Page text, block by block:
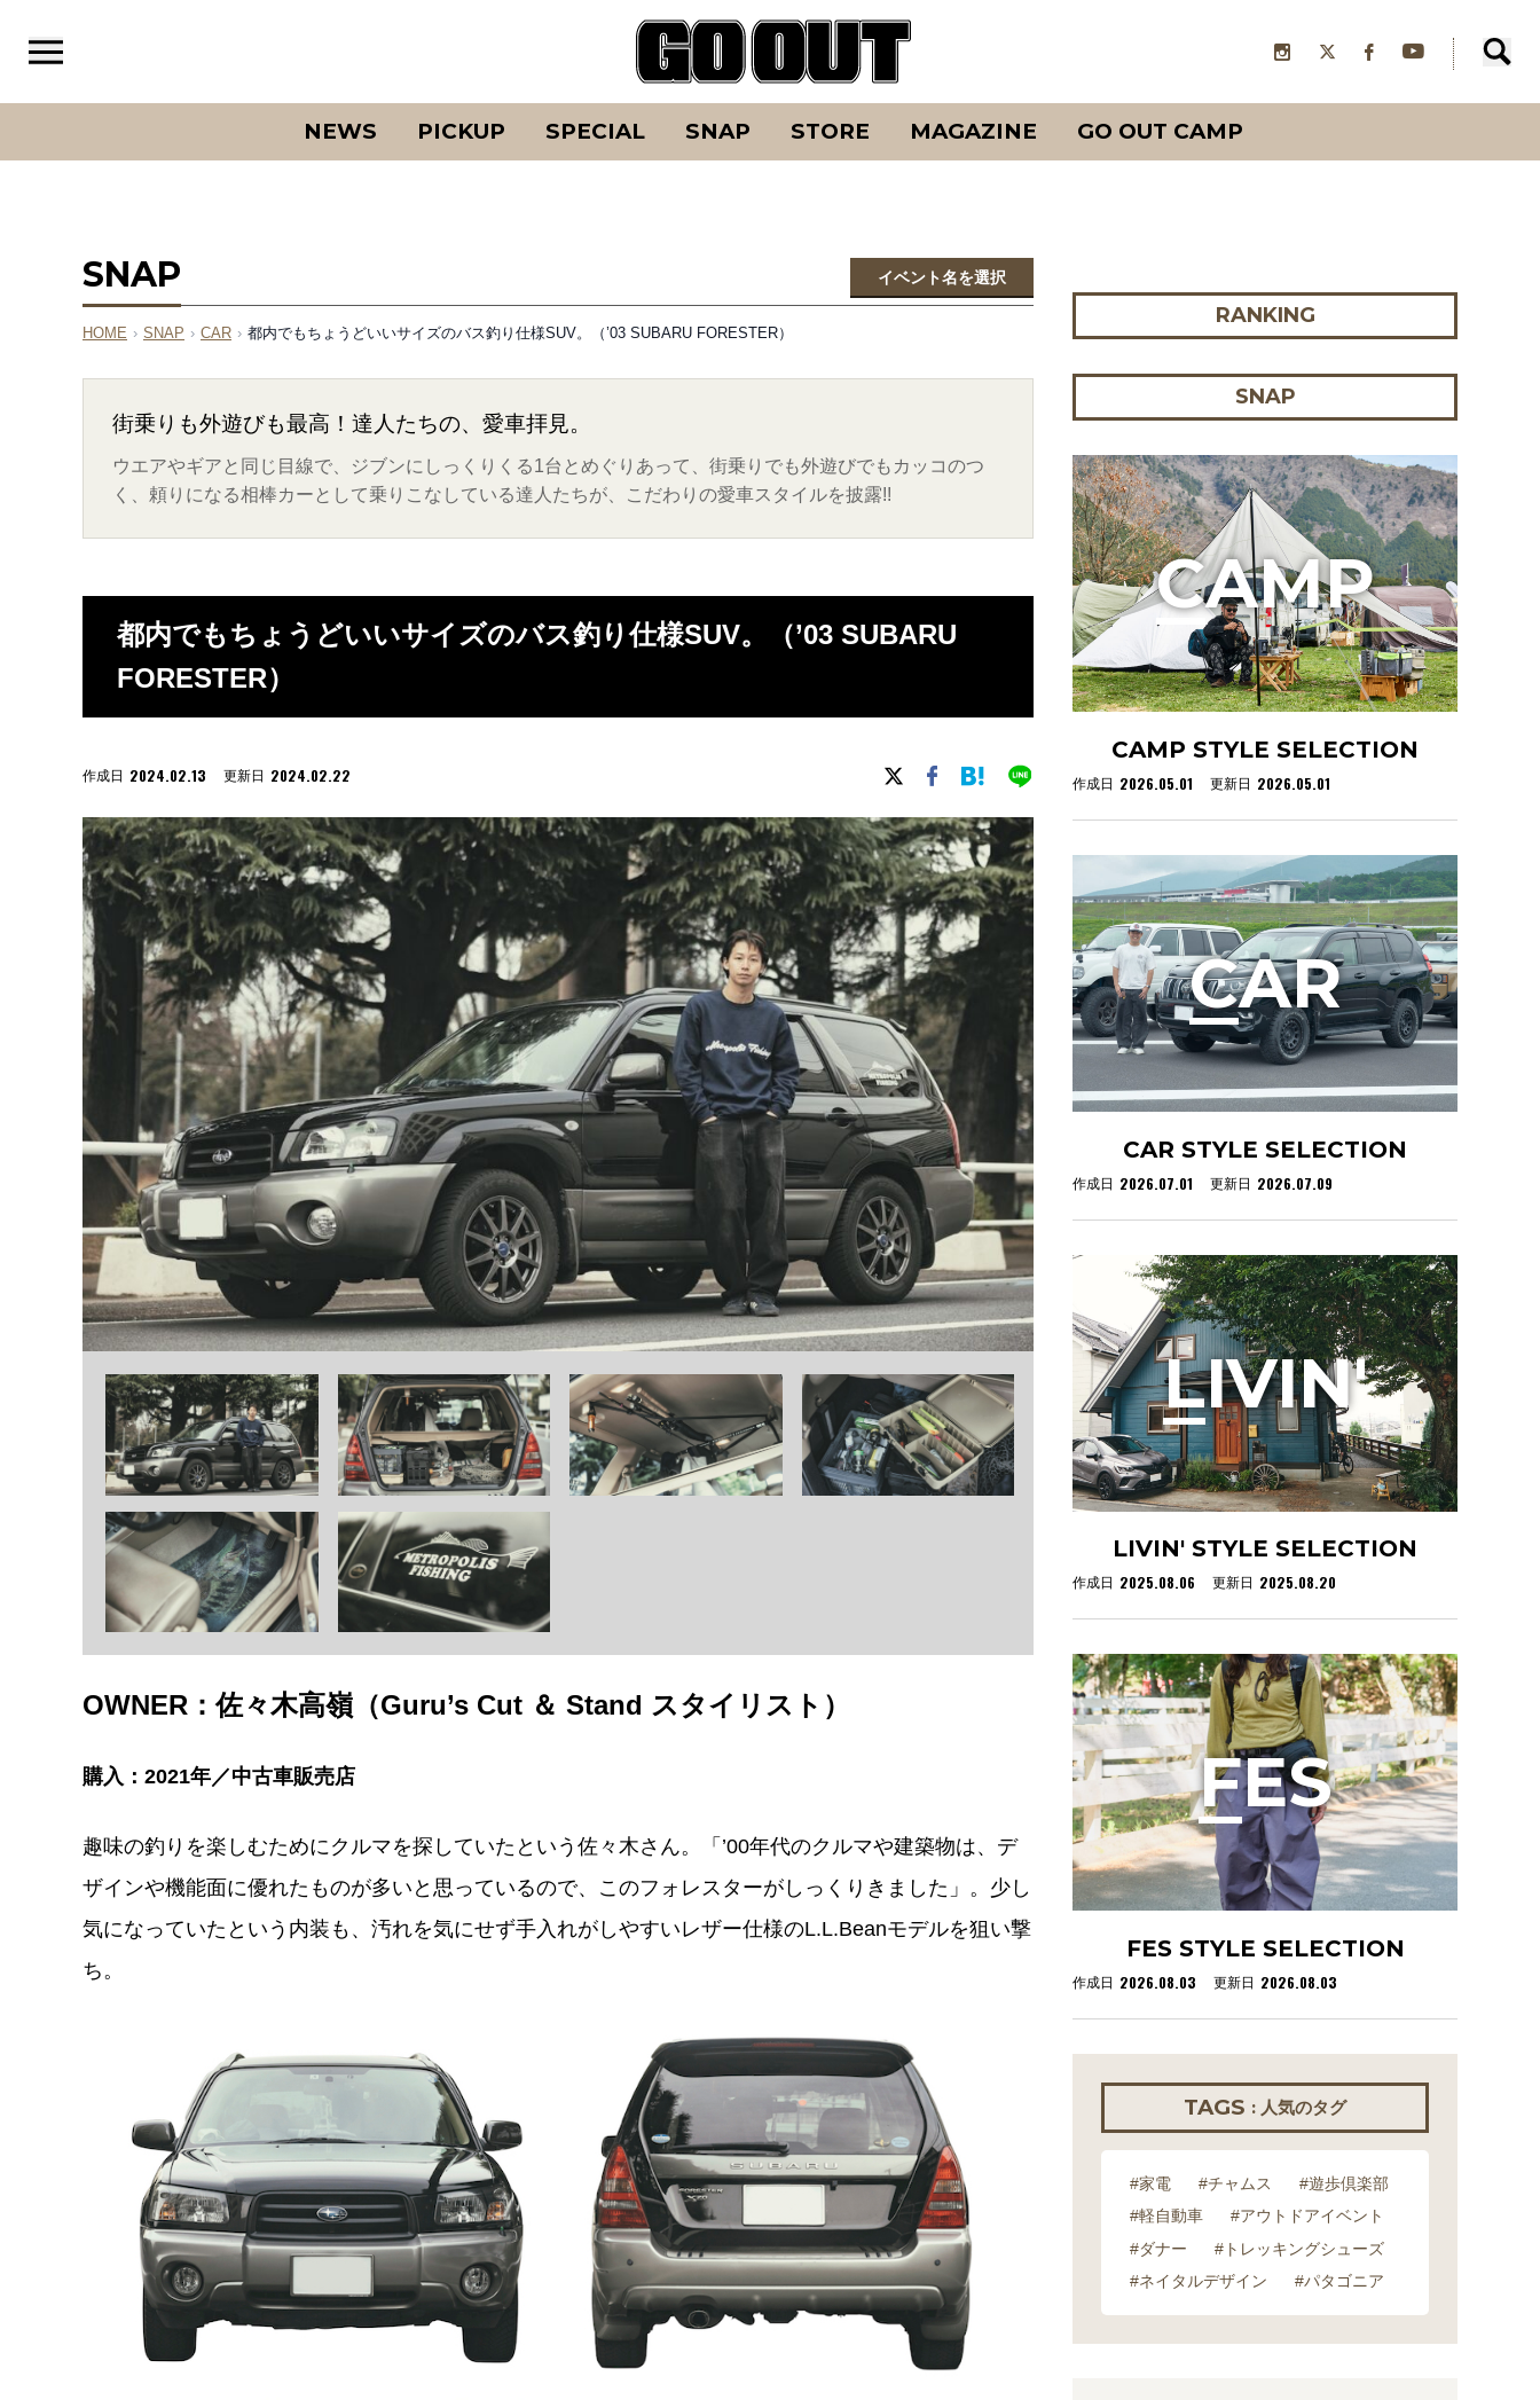
NEWS PICKUP SPECIAL SNAP STORE MAGAZINE GO OUT CAMP
SNAP イベント名を選択
HOME › SNAP › CAR › 都内でもちょうどいいサイズのバス釣り仕様SUV。（’03 SUBARU FORESTER）
街乗りも外遊びも最高！達人たちの、愛車拝見。
ウエアやギアと同じ目線で、ジブンにしっくりくる1台とめぐりあって、街乗りでも外遊びでもカッコのつ
く、頼りになる相棒カーとして乗りこなしている達人たちが、こだわりの愛車スタイルを披露!!
都内でもちょうどいいサイズのバス釣り仕様SUV。（’03 SUBARU
FORESTER）
作成日 2024.02.13 更新日 2024.02.22
OWNER：佐々木高嶺（Guru’s Cut ＆ Stand スタイリスト）
購入：2021年／中古車販売店
趣味の釣りを楽しむためにクルマを探していたという佐々木さん。「’00年代のクルマや建築物は、デ
ザインや機能面に優れたものが多いと思っているので、このフォレスターがしっくりきました」。少し
気になっていたという内装も、汚れを気にせず手入れがしやすいレザー仕様のL.L.Beanモデルを狙い撃
ち。
RANKING
SNAP
CAMP STYLE SELECTION
作成日 2026.05.01 更新日 2026.05.01
CAMP
CAR STYLE SELECTION
作成日 2026.07.01 更新日 2026.07.09
CAR
LIVIN' STYLE SELECTION
作成日 2025.08.06 更新日 2025.08.20
LIVIN'
FES STYLE SELECTION
作成日 2026.08.03 更新日 2026.08.03
FES
TAGS : 人気のタグ
#家電 #チャムス
#遊歩倶楽部
#軽自動車
#アウトドアイベント
#ダナー
#トレッキングシューズ
#ネイタルデザイン
#パタゴニア